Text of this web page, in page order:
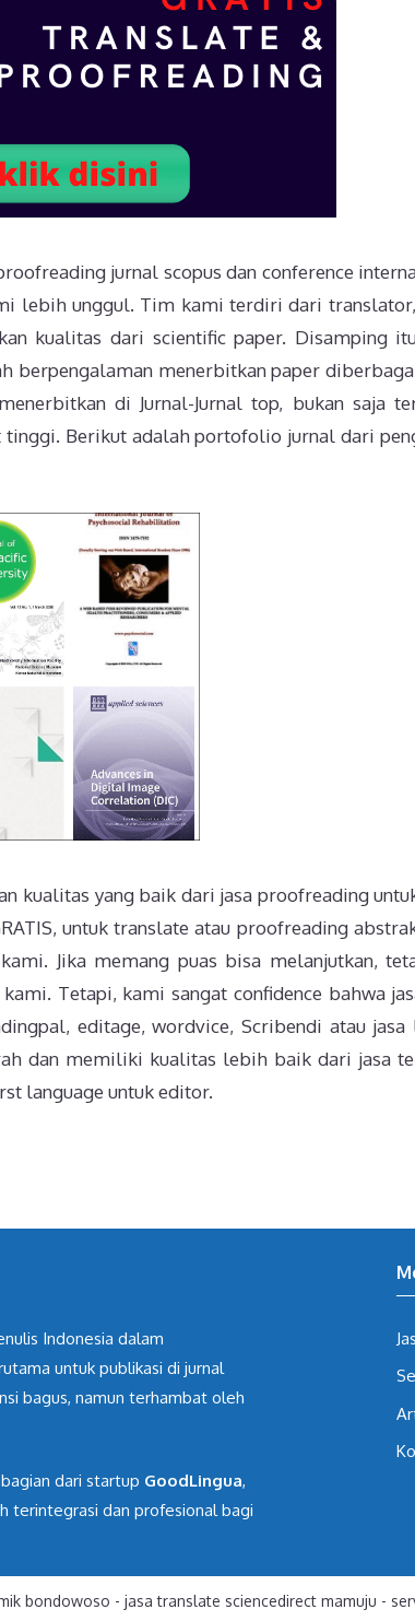
jurnal scopus dan conference
lebih unggul. Tim kami terdiri dari
kualitas dari scientific paper. Disamping
berpengalaman menerbitkan paper
di Jurnal-Jurnal top, bukan saja
Berikut adalah portofolio jurnal dari
kualitas yang baik dari jasa proofreading
untuk translate atau proofreading
Jika memang puas bisa melanjutkan,
Tetapi, kami sangat confidence bahwa
editage, wordvice, Scribendi atau jasa
dan memiliki kualitas lebih baik dari jasa
language untuk editor.
Indonesia dalam
untuk publikasi di jurnal
bagus, namun terhambat oleh
dari startup GoodLingua,
terintegrasi dan profesional bagi
bondowoso - jasa translate sciencedirect mamuju -